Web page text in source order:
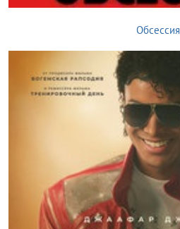
Обсессия